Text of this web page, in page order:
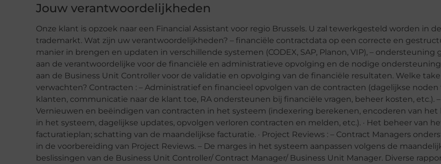
Jouw verantwoordelijkheden
Onze klant is opzoek naar een Financial Assistant voor regio Brussels. U zal tewerkgesteld worden in de
trademarkt. Wat zijn uw verantwoordelijkheden? – financiële contractdata op een correcte en
manier in brengen en updaten in verschillende systemen (CODEX, SAP, Planon, VIP), – ondersteuning
aan de verantwoordelijke voor de financiële en administratieve opvolging en de nodige
aan de Business Unit Controller voor de validatie en opvolging van de financiële resultaten. Welke
verwachten? Contracten : – Administratief en financieel opvolgen van de contracten (dagelijkse noden
klanten, communicatie naar de klant toe, RA ondersteunen bij financiële vragen, beheer kosten, etc.). –
Vernieuwen en beëindigen van contracten in het systeem (indexering berekenen, encoderen van
in het systeem, dagelijkse updates, opvolgen verloren contracten en melden, etc.). · Het beheer van
facturatieplan; schatting van de maandelijkse facturatie. · Project Reviews : – Contract Managers
in de voorbereiding van Project Reviews. – De marges in het systeem aanpassen volgens de
beslissingen van de Business Unit Controller/ Contract Manager/ Business Unit Manager. Diverse